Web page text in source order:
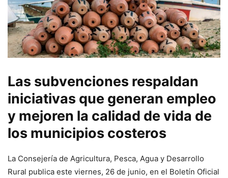
Las subvenciones respaldan
iniciativas que generan empleo
y mejoren la calidad de vida de
los municipios costeros
La Consejería de Agricultura, Pesca, Agua y Desarrollo
Rural publica este viernes, 26 de junio, en el Boletín Oficial